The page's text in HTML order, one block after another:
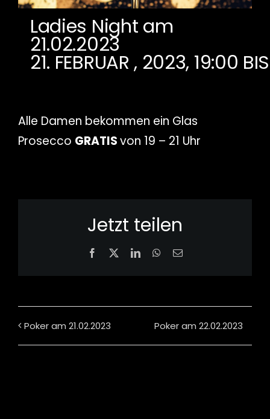
Ladies Night am
21.02.2023
21. FEBRUAR , 2023, 19:00
Alle Damen bekommen ein Glas
Prosecco GRATISvon 19 – 21 Uhr
Jetzt teilen
FacebookLinkedInWhatsApp
Email
Poker am 21.02.2023 Poker am 22.02.2023